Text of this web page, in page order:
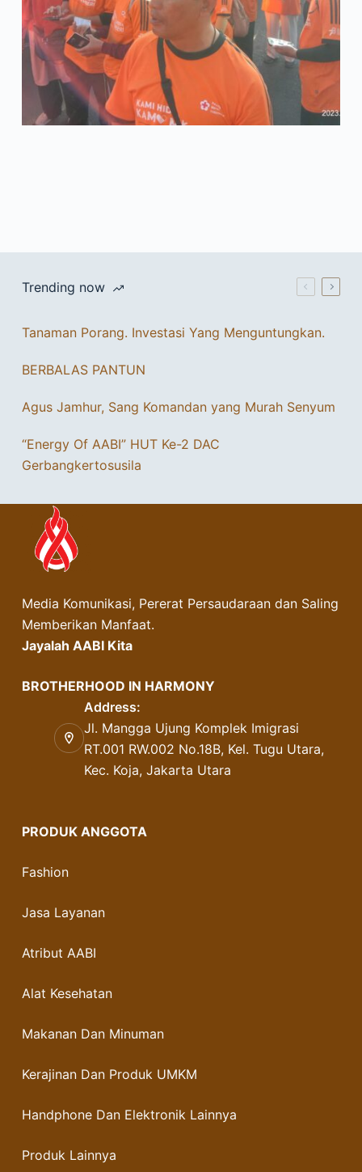
Trending now
Tanaman Porang. Investasi Yang Menguntungkan.
BERBALAS PANTUN
Agus Jamhur, Sang Komandan yang Murah Senyum
“Energy Of AABI” HUT Ke-2 DAC
Gerbangkertosusila
Media Komunikasi, Pererat Persaudaraan dan Saling
Memberikan Manfaat.
Jayalah AABI Kita
BROTHERHOOD IN HARMONY
Address:
Jl. Mangga Ujung Komplek Imigrasi
RT.001 RW.002 No.18B, Kel. Tugu Utara,
Kec. Koja, Jakarta Utara
PRODUK ANGGOTA
Fashion
Jasa Layanan
Atribut AABI
Alat Kesehatan
Makanan Dan Minuman
Kerajinan Dan Produk UMKM
Handphone Dan Elektronik Lainnya
Produk Lainnya